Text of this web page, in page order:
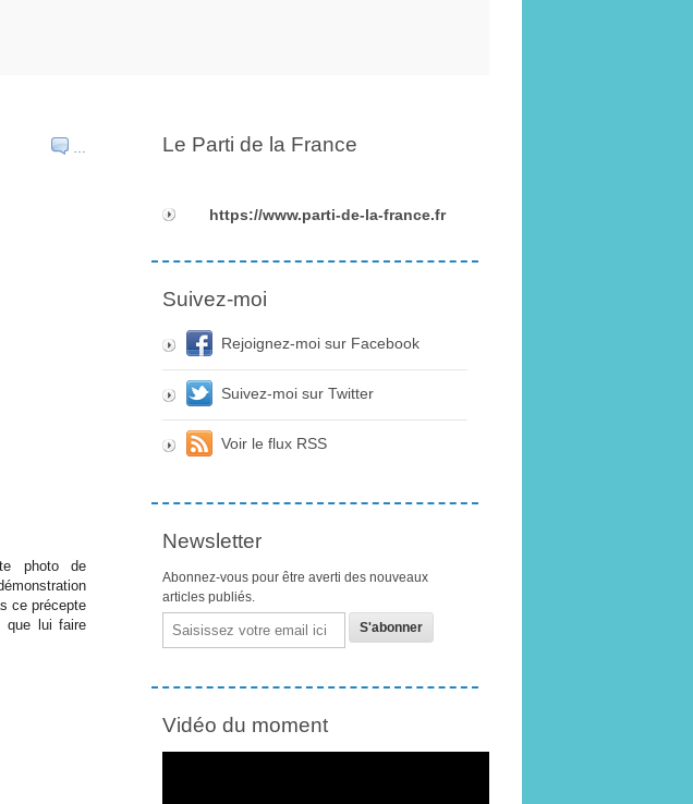
…
photo de
ce précepte
que lui faire
Le Parti de la France
https://www.parti-de-la-france.fr
Suivez-moi
Rejoignez-moi sur Facebook
Suivez-moi sur Twitter
Voir le flux RSS
Newsletter
Abonnez-vous pour être averti des nouveaux
articles publiés.
Email
Vidéo du moment